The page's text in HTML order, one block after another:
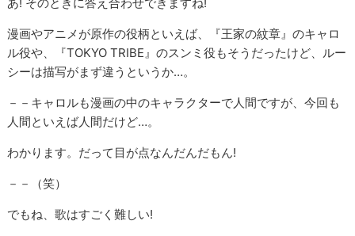
あ! そのときに答え合わせできますね!
漫画やアニメが原作の役柄といえば、『王家の紋章』のキャロ
ル役や、『TOKYO TRIBE』のスンミ役もそうだったけど、ルー
シーは描写がまず違うというか…。
－－キャロルも漫画の中のキャラクターで人間ですが、今回も
人間といえば人間だけど…。
わかります。だって目が点なんだんだもん!
－－（笑）
でもね、歌はすごく難しい!